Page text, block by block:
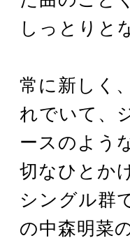
しっとりと
常に新しく
れでいて、
ースのよう
切なひとか
シングル群
の中森明菜